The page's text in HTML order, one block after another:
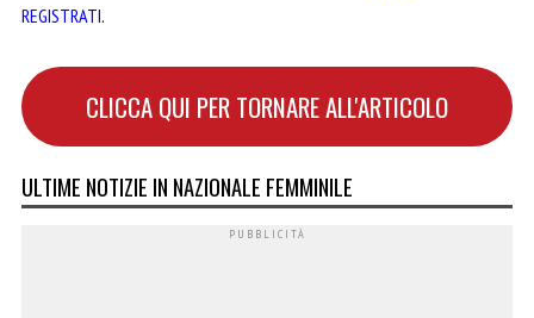
REGISTRATI.
CLICCA QUI PER TORNARE ALL'ARTICOLO
ULTIME NOTIZIE IN NAZIONALE FEMMINILE